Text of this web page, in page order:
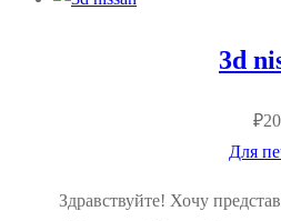
3d
₽
Для
Здравствуйте! Хочу